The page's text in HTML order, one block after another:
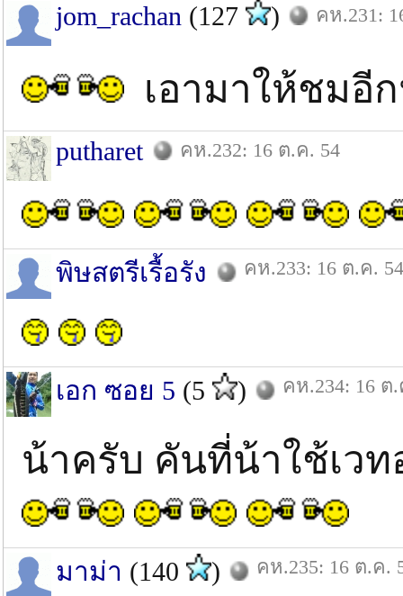
jom_rachan (127 ) คห.231:
เอามาให้ชมอี
putharet คห.232: 16 ต.ค. 54
พิษสตรีเรื้อรัง คห.233: 16 ต.ค. 54
เอก ซอย 5 (5 ) คห.234: 16 ต
น้าครับ คันที่น้าใช้เว
มาม่า (140 ) คห.235: 16 ต.ค.